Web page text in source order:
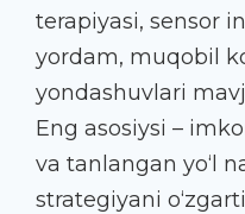
terapiyasi, sensor
yordam, muqobil
yondashuvlari
Eng asosiysi –
va tanlangan yo‘l
strategiyani